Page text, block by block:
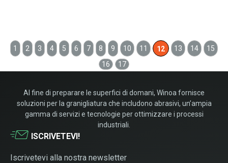
1 2 3 4 5 6 7 8 9 10 11 12 13 14
15
16
17
Al fine di preparare le superfici di domani, Winoa fornisce
soluzioni per la granigliatura che includono abrasivi, un’ampia
gamma di servizi e tecnologie per ottimizzare i processi
industriali.
ISCRIVETEVI!
Iscrivetevi alla nostra newsletter